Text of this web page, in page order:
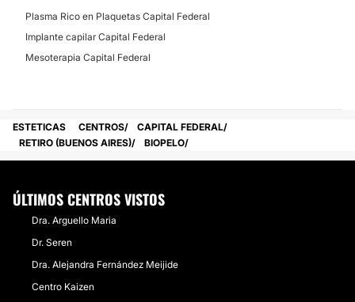
Plasma Rico en Plaquetas Capital Federal
Implante capilar Capital Federal
Mesoterapia Capital Federal
ESTETICAS CENTROS
CAPITAL FEDERAL
RETIRO (BUENOS AIRES)
BIOPELO
ÚLTIMOS CENTROS VISTOS
Dra. Arguello Maria
Dr. Seren
Dra. Alejandra Fernández Meijide
Centro Kaizen